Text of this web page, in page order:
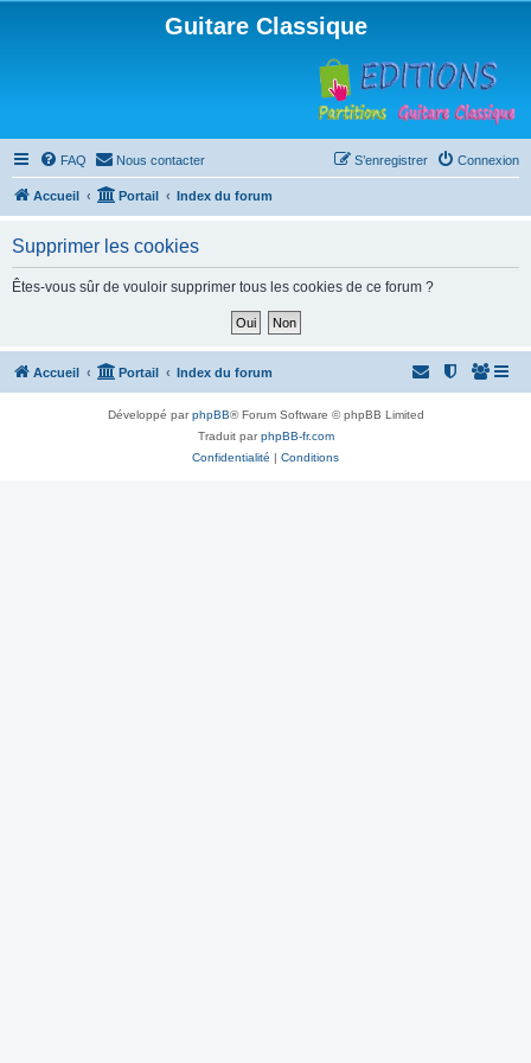
Guitare Classique
FAQ Nous contacter Connexion
S’enregistrer
Accueil Portail Index du forum
Supprimer les cookies
Êtes-vous sûr de vouloir supprimer tous les cookies de ce forum ?
Accueil Portail Index du forum
Développé parphpBB® Forum Software © phpBB Limited
Traduit parphpBB-fr.com
Confidentialité | Conditions